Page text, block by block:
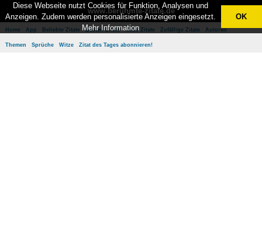
www.berühmte-zitate.de
Home App Beliebte Zitate Besten Zitate Neue Zitate Zufällige Zitate Autoren
Themen Sprüche Witze Zitat des Tages abonnieren!
Diese Webseite nutzt Cookies für Funktion, Analysen und
Anzeigen. Zudem werden personalisierte Anzeigen eingesetzt.
Mehr Information
OK